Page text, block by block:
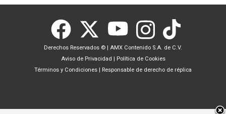
Derechos Reservados © | AMX Contenido S.A. de C.V.
Aviso de Privacidad | Política de Cookies
Términos y Condiciones | Responsable de derecho de réplica